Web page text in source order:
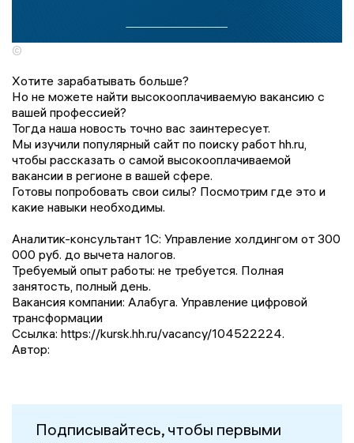
©
Хотите зарабатывать больше?
Но не можете найти высокооплачиваемую вакансию с
вашей профессией?
Тогда наша новость точно вас заинтересует.
Мы изучили популярный сайт по поиску работ hh.ru,
чтобы рассказать о самой высокооплачиваемой
вакансии в регионе в вашей сфере.
Готовы попробовать свои силы? Посмотрим где это и
какие навыки необходимы.
Аналитик-консультант 1С: Управление холдингом от 300
000 руб. до вычета налогов.
Требуемый опыт работы: не требуется. Полная
занятость, полный день.
Вакансия компании: Алабуга. Управление цифровой
трансформации
Ссылка: https://kursk.hh.ru/vacancy/104522224.
Автор:
Подписывайтесь, чтобы первыми